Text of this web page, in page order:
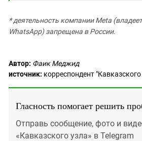
* деятельность компании Meta
WhatsApp) запрещена в России.
Автор: Фаик Меджид
источник: корреспондент "Кавказского
Гласность помогает решить
Отправь сообщение, фото и
«Кавказского узла» в Telegram